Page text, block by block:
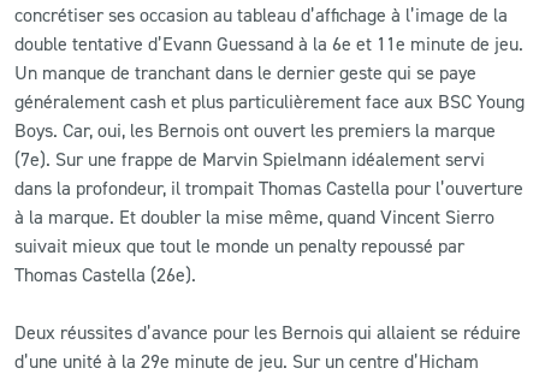
LS ACADEMY CAMPS
MATCH DES CELEBRITES
PRESSE ET MEDIAS
concrétiser ses occasion au tableau d’affichage à l’image de la
double tentative d’Evann Guessand à la 6e et 11e minute de jeu.
Un manque de tranchant dans le dernier geste qui se paye
généralement cash et plus particulièrement face aux BSC Young
Boys. Car, oui, les Bernois ont ouvert les premiers la marque
(7e). Sur une frappe de Marvin Spielmann idéalement servi
dans la profondeur, il trompait Thomas Castella pour l’ouverture
à la marque. Et doubler la mise même, quand Vincent Sierro
suivait mieux que tout le monde un penalty repoussé par
Thomas Castella (26e).
Deux réussites d’avance pour les Bernois qui allaient se réduire
d’une unité à la 29e minute de jeu. Sur un centre d’Hicham